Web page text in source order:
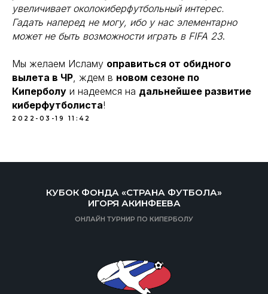
увеличивает околокиберфутбольный интерес.
Гадать наперед не могу, ибо у нас элементарно
может не быть возможности играть в FIFA 23.
Мы желаем Исламу оправиться от обидного
вылета в ЧР, ждем в новом сезоне по
Киперболу и надеемся на дальнейшее развитие
киберфутболиста!
2022-03-19 11:42
КУБОК ФОНДА «СТРАНА ФУТБОЛА»
ИГОРЯ АКИНФЕЕВА
ОНЛАЙН ТУРНИР ПО КИПЕРБОЛУ